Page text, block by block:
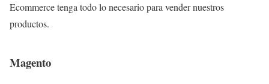
Ecommerce tenga todo lo necesario para vender nuestros
productos.
Magento